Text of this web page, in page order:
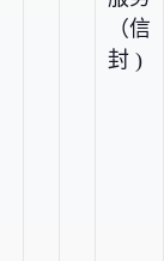
（信
封 )